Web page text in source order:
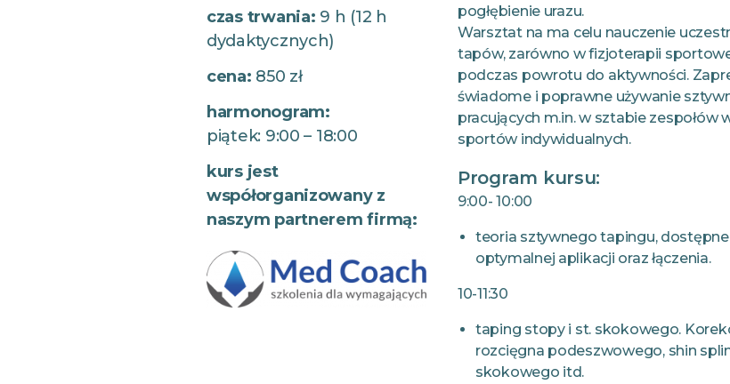
czas trwania: 9 h (12 h
dydaktycznych)
cena: 850 zł
harmonogram:
piątek: 9:00 – 18:00
kurs jest
współorganizowany z
naszym partnerem firmą:
pogłębienie urazu.
Warsztat na ma celu nauczenie
tapów, zarówno w fizjoterapii
podczas powrotu do aktywności.
świadome i poprawne używanie
pracujących m.in. w sztabie zespołów
sportów indywidualnych.
Program kursu:
9:00- 10:00
teoria sztywnego tapingu,
optymalnej aplikacji oraz łączenia.
10-11:30
taping stopy i st. skokowego.
rozcięgna podeszwowego, shin
skokowego itd.